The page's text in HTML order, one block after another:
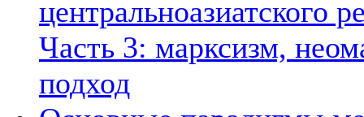
центральноазиатского
Часть 3: марксизм,
подход